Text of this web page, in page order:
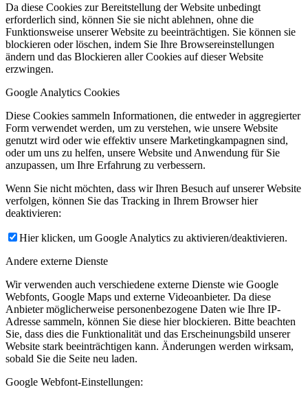
Da diese Cookies zur Bereitstellung der Website unbedingt
erforderlich sind, können Sie sie nicht ablehnen, ohne die
Funktionsweise unserer Website zu beeinträchtigen. Sie können sie
blockieren oder löschen, indem Sie Ihre Browsereinstellungen
ändern und das Blockieren aller Cookies auf dieser Website
erzwingen.
Google Analytics Cookies
Diese Cookies sammeln Informationen, die entweder in aggregierter
Form verwendet werden, um zu verstehen, wie unsere Website
genutzt wird oder wie effektiv unsere Marketingkampagnen sind,
oder um uns zu helfen, unsere Website und Anwendung für Sie
anzupassen, um Ihre Erfahrung zu verbessern.
Wenn Sie nicht möchten, dass wir Ihren Besuch auf unserer Website
verfolgen, können Sie das Tracking in Ihrem Browser hier
deaktivieren:
Hier klicken, um Google Analytics zu aktivieren/deaktivieren.
Andere externe Dienste
Wir verwenden auch verschiedene externe Dienste wie Google
Webfonts, Google Maps und externe Videoanbieter. Da diese
Anbieter möglicherweise personenbezogene Daten wie Ihre IP-
Adresse sammeln, können Sie diese hier blockieren. Bitte beachten
Sie, dass dies die Funktionalität und das Erscheinungsbild unserer
Website stark beeinträchtigen kann. Änderungen werden wirksam,
sobald Sie die Seite neu laden.
Google Webfont-Einstellungen: